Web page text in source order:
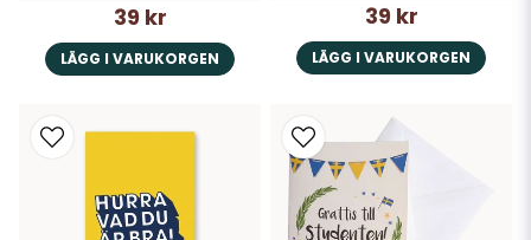
39 kr
LÄGG I VARUKORGEN
39 kr
LÄGG I VARUKORGEN